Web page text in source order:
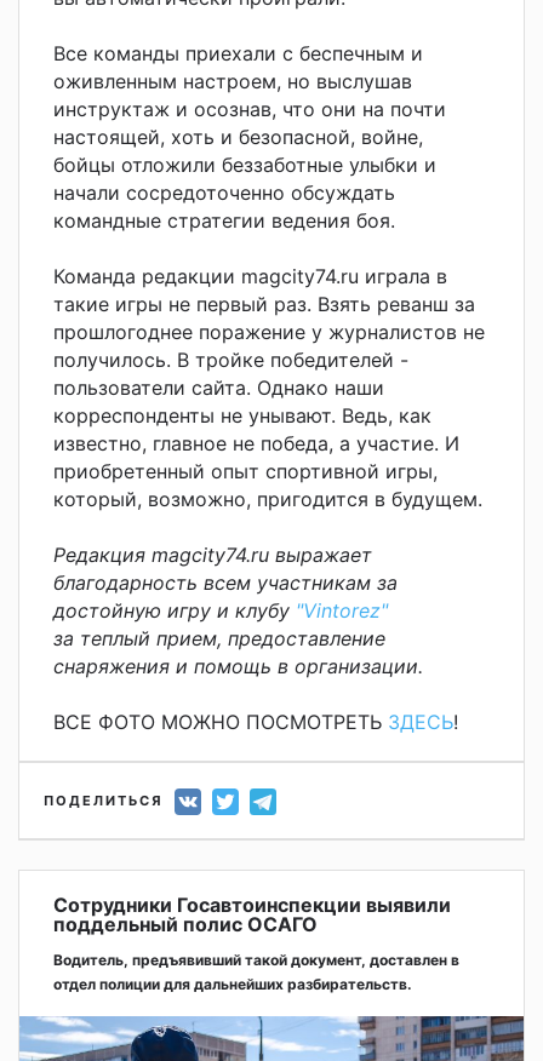
Все команды приехали с беспечным и
оживленным настроем, но выслушав
инструктаж и осознав, что они на почти
настоящей, хоть и безопасной, войне,
бойцы отложили беззаботные улыбки и
начали сосредоточенно обсуждать
командные стратегии ведения боя.
Команда редакции magcity74.ru играла в
такие игры не первый раз. Взять реванш за
прошлогоднее поражение у журналистов не
получилось. В тройке победителей -
пользователи сайта. Однако наши
корреспонденты не унывают. Ведь, как
известно, главное не победа, а участие. И
приобретенный опыт спортивной игры,
который, возможно, пригодится в будущем.
Редакция magcity74.ru выражает
благодарность всем участникам за
достойную игру и клубу "Vintorez"
за теплый прием, предоставление
снаряжения и помощь в организации.
ВСЕ ФОТО МОЖНО ПОСМОТРЕТЬ ЗДЕСЬ!
ПОДЕЛИТЬСЯ
Сотрудники Госавтоинспекции выявили
поддельный полис ОСАГО
Водитель, предъявивший такой документ, доставлен в
отдел полиции для дальнейших разбирательств.